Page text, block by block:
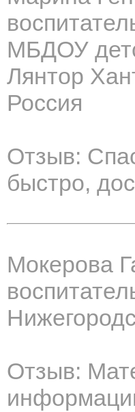
МБДОУ
Лянтор
Россия
Отзыв:
быстро,
Мокерова
Отзыв: